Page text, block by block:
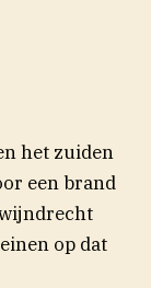
het zuiden
een brand
op dat